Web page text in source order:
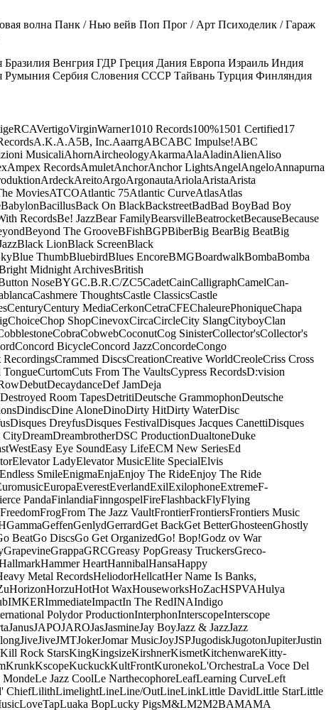
волна Панк / Нью вейв Поп Прог / Арт Психоделик / Гараж
Бразилия Венгрия ГДР Греция Дания Европа Израиль Индия
Румыния Сербия Словения СССР Тайвань Турция Финляндия
RCAVertigoVirginWarner1010 Records100%1501 Certified17
A.K.A.A5B, Inc.AaarrgABCABC Impulse!ABC
MusicaliAhornAircheologyAkarmaAlaAladinAlienAliso
Ampex RecordsAmuletAnchorAnchor LightsAngelAngeloAnnapurna
ArdeckAreitoArgoArgonautaAriolaAristaArista
MoviesATCOAtlantic 75Atlantic CurveAtlasAtlas
BabylonBacillusBack On BlackBackstreetBadBad BoyBad Boy
RecordsBe! JazzBear FamilyBearsvilleBeatrocketBecauseBecause
Beyond The GrooveBFishBGPBiberBig BearBig BeatBig
Black LionBlack ScreenBlack
Blue ThumbBluebirdBlues EncoreBMGBoardwalkBombaBomba
Midnight ArchivesBritish
NoseBYGC.B.R.C/ZC5CadetCainCalligraphCamelCan-
Cashmere ThoughtsCastle ClassicsCastle
CenturyCentury MediaCerkonCetraCFEChaleurePhoniqueChapa
ChoiceChop ShopCinevoxCircaCircleCity SlangCityboyClan
CobraCobwebCoconutCog SinisterCollector'sCollector's
Concord BicycleConcord JazzConcordeCongo
RecordingsCrammed DiscsCreationCreative WorldCreoleCriss Cross
TongueCurtomCuts From The VaultsCypress RecordsD:vision
DebutDecaydanceDef JamDeja
Destroyed Room TapesDetritiDeutsche GrammophonDeutsche
DindiscDine AloneDinoDirty HitDirty WaterDisc
Disques DreyfusDisques FestivalDisques Jacques CanettiDisques
CityDreamDreambrotherDSC ProductionDualtoneDuke
Easy Eye SoundEasy LifeECM New SeriesEd
Elevator LadyElevator MusicElite SpecialElvis
Endless SmileEnigmaEnjaEnjoy The RideEnjoy The Ride
EuropaEverestEverlandExilExilophoneExtremeF-
PandaFinlandiaFinngospelFireFlashbackFlyFlying
FreedomFrogFrom The Jazz VaultFrontierFrontiersFrontiers Music
GammaGeffenGenlydGerrardGet BackGet BetterGhosteenGhostly
BeatGo DiscsGo Get OrganizedGo! Bop!Godz ov War
GrapevineGrappaGRCGreasy PopGreasy TruckersGreco-
Hammer HeartHannibalHansaHappy
Metal RecordsHeliodorHellcatHer Name Is Banks,
HorizonHorzuHotHot WaxHouseworksHoZacHSPVAHulya
IMKERImmediateImpactIn The RedINAIndigo
Polydor ProductionInterphonInterscopeInterscope
JanusJAPOJAROJasJasmineJay BoyJazz & JazzJazz
JiveJiveJMTJokerJomar MusicJoyJSPJugodiskJugotonJupiterJustin
Kill Rock StarsKingKingsizeKirshnerKismetKitchenwareKitty-
KrunkKscopeKuckuckKultFrontKuronekoL'OrchestraLa Voce Del
MondeLe Jazz CoolLe NarthecophoreLeafLearning CurveLeft
ChiefLilithLimelightLineLine/OutLineLinkLittle DavidLittle StarLittle
LoveTapLuaka BopLucky PigsM&LM2M2BAMAMA